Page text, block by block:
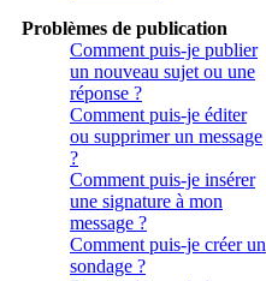
Problèmes de publication
Comment puis-je publier
un nouveau sujet ou une
réponse ?
Comment puis-je éditer
ou supprimer un message
?
Comment puis-je insérer
une signature à mon
message ?
Comment puis-je créer un
sondage ?